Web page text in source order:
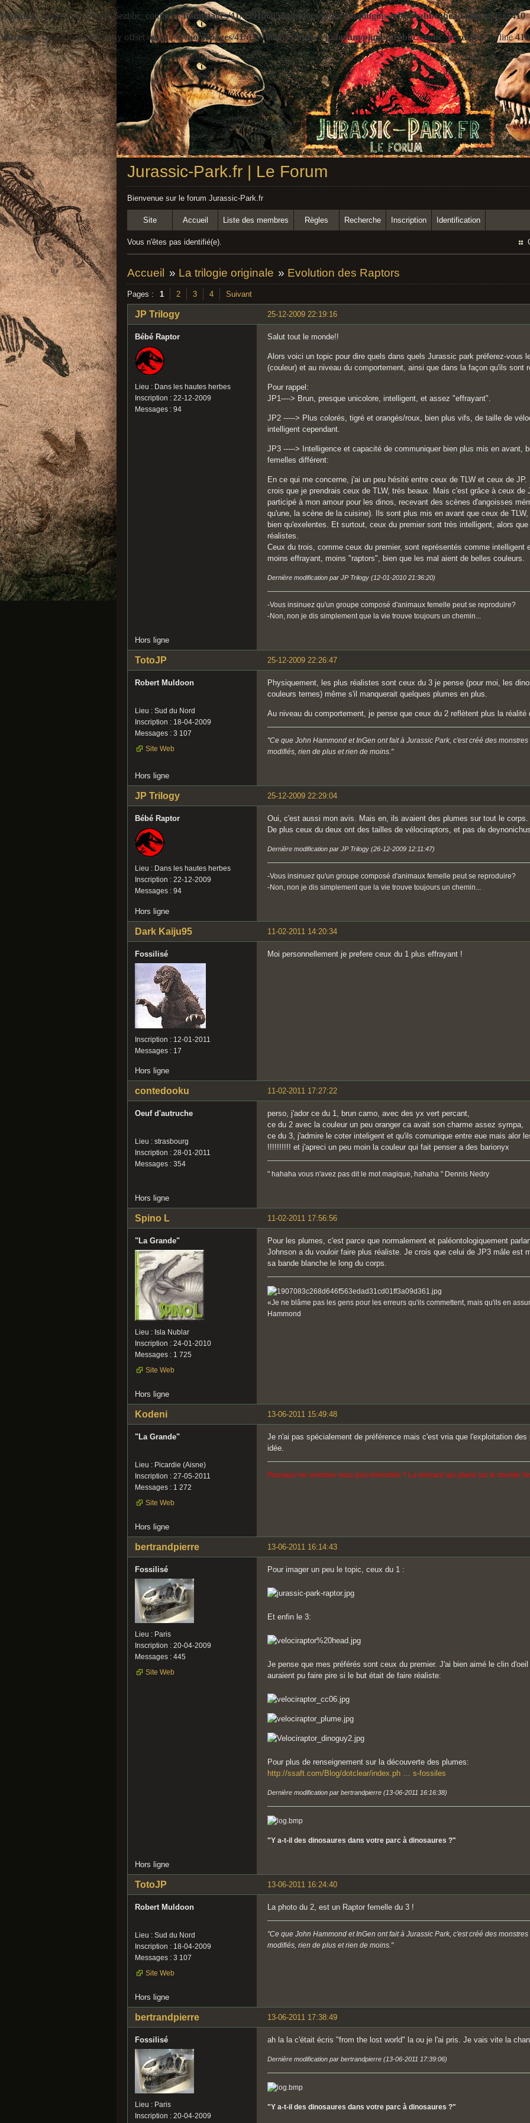
Warning: Undefined variable $ezbbc_config in/homepages/41/d391060533/htdocs/jp/forum/plugins/ezbbc/ezbbc_head.phpon line410
Warning: Trying to access array offset on null in/homepages/41/d391060533/htdocs/jp/forum/plugins/ezbbc/ezbbc_head.phpon line410
Jurassic-Park.fr | Le Forum
Bienvenue sur le forum Jurassic-Park.fr
Site Accueil Liste des membres Règles Recherche Inscription Identification
Vous n'êtes pas identifié(e).
Accueil » La trilogie originale » Evolution des Raptors
Pages : 1 2 3 4 Suivant
25-12-2009 22:19:16
JP Trilogy
Bébé Raptor
Lieu : Dans les hautes herbes
Inscription : 22-12-2009
Messages : 94
Salut tout le monde!!
Alors voici un topic pour dire quels dans quels Jurassic park préferez-vous
(couleur) et au niveau du comportement, ainsi que dans la façon qu'ils sont
Pour rappel:
JP1----> Brun, presque unicolore, intelligent, et assez "effrayant".
JP2 -----> Plus colorés, tigré et orangés/roux, bien plus vifs, de taille de
intelligent cependant.
JP3 -----> Intelligence et capacité de communiquer bien plus mis en avant,
femelles différent:
En ce qui me concerne, j'ai un peu hésité entre ceux de TLW et ceux de
crois que je prendrais ceux de TLW, très beaux. Mais c'est grâce à ceux
participé à mon amour pour les dinos, recevant des scènes d'angoisses
qu'une, la scène de la cuisine). Ils sont plus mis en avant que ceux de
bien qu'exelentes. Et surtout, ceux du premier sont très intelligent, alors
réalistes.
Ceux du trois, comme ceux du premier, sont représentés comme
moins effrayant, moins "raptors", bien que les mal aient de belles couleurs.
Dernière modification par JP Trilogy (12-01-2010 21:36:20)
-Vous insinuez qu'un groupe composé d'animaux femelle peut se reproduire?
-Non, non je dis simplement que la vie trouve toujours un chemin...
Hors ligne
25-12-2009 22:26:47
TotoJP
Robert Muldoon
Lieu : Sud du Nord
Inscription : 18-04-2009
Messages : 3 107
Site Web
Physiquement, les plus réalistes sont ceux du 3 je pense (pour moi, les
couleurs ternes) même s'il manquerait quelques plumes en plus.
Au niveau du comportement, je pense que ceux du 2 reflètent plus la réalité
"Ce que John Hammond et InGen ont fait à Jurassic Park, c'est créé des
modifiés, rien de plus et rien de moins."
Hors ligne
25-12-2009 22:29:04
JP Trilogy
Bébé Raptor
Lieu : Dans les hautes herbes
Inscription : 22-12-2009
Messages : 94
Oui, c'est aussi mon avis. Mais en, ils avaient des plumes sur tout le corps.
De plus ceux du deux ont des tailles de vélociraptors, et pas de deynonichus.
Dernière modification par JP Trilogy (26-12-2009 12:11:47)
-Vous insinuez qu'un groupe composé d'animaux femelle peut se reproduire?
-Non, non je dis simplement que la vie trouve toujours un chemin...
Hors ligne
11-02-2011 14:20:34
Dark Kaiju95
Fossilisé
Inscription : 12-01-2011
Messages : 17
Moi personnellement je prefere ceux du 1 plus effrayant !
Hors ligne
11-02-2011 17:27:22
contedooku
Oeuf d'autruche
Lieu : strasbourg
Inscription : 28-01-2011
Messages : 354
perso, j'ador ce du 1, brun camo, avec des yx vert percant,
ce du 2 avec la couleur un peu oranger ca avait son charme assez sympa,
ce du 3, j'admire le coter inteligent et qu'ils comunique entre eue mais alor
!!!!!!!!!! et j'apreci un peu moin la couleur qui fait penser a des barionyx
" hahaha vous n'avez pas dit le mot magique, hahaha " Dennis Nedry
Hors ligne
11-02-2011 17:56:56
Spino L
"La Grande"
Lieu : Isla Nublar
Inscription : 24-01-2010
Messages : 1 725
Site Web
Pour les plumes, c'est parce que normalement et paléontologiquement
Johnson a du vouloir faire plus réaliste. Je crois que celui de JP3 mâle est
sa bande blanche le long du corps.
«Je ne blâme pas les gens pour les erreurs qu'ils commettent, mais qu'ils en
Hammond
Hors ligne
13-06-2011 15:49:48
Kodeni
"La Grande"
Lieu : Picardie (Aisne)
Inscription : 27-05-2011
Messages : 1 272
Site Web
Je n'ai pas spécialement de préférence mais c'est vria que l'exploitation
idée.
Pourquoi ne sommes nous pas immortels ? La menace qui plane sur le monde
Hors ligne
13-06-2011 16:14:43
bertrandpierre
Fossilisé
Lieu : Paris
Inscription : 20-04-2009
Messages : 445
Site Web
Pour imager un peu le topic, ceux du 1 :
Et enfin le 3:
Je pense que mes préférés sont ceux du premier. J'ai bien aimé le clin
auraient pu faire pire si le but était de faire réaliste:
Pour plus de renseignement sur la découverte des plumes:
http://ssaft.com/Blog/dotclear/index.ph … s-fossiles
Dernière modification par bertrandpierre (13-06-2011 16:16:38)
"Y a-t-il des dinosaures dans votre parc à dinosaures ?"
Hors ligne
13-06-2011 16:24:40
TotoJP
Robert Muldoon
Lieu : Sud du Nord
Inscription : 18-04-2009
Messages : 3 107
Site Web
La photo du 2, est un Raptor femelle du 3 !
"Ce que John Hammond et InGen ont fait à Jurassic Park, c'est créé des
modifiés, rien de plus et rien de moins."
Hors ligne
13-06-2011 17:38:49
bertrandpierre
Fossilisé
Lieu : Paris
Inscription : 20-04-2009
ah la la c'était écris "from the lost world" la ou je l'ai pris. Je vais vite la
Dernière modification par bertrandpierre (13-06-2011 17:39:06)
"Y a-t-il des dinosaures dans votre parc à dinosaures ?"